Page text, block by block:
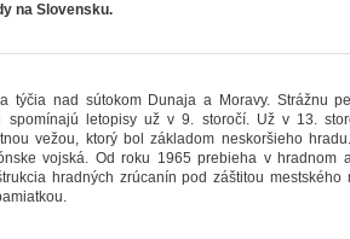
na Slovensku.
týčia nad sútokom Dunaja a Moravy. Strážnu
spomínajú letopisy už v 9. storočí. Už v 13.
vežou, ktorý bol základom neskoršieho
vojská. Od roku 1965 prebieha v hradnom
hradných zrúcanín pod záštitou mestského